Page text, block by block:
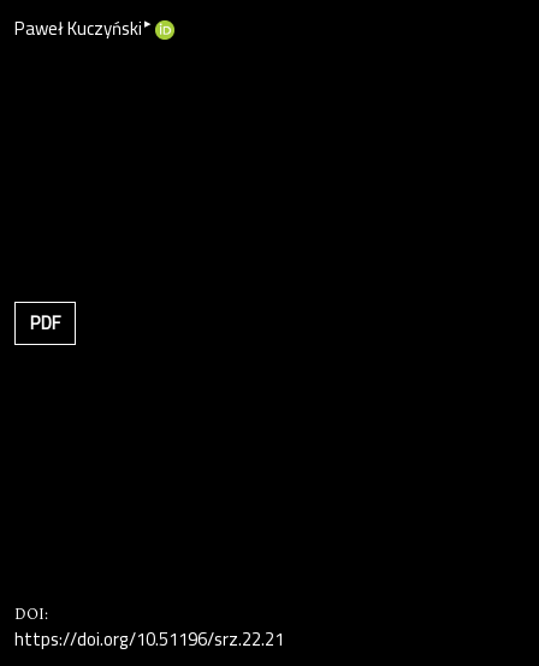
Paweł Kuczyński▸
PDF
DOI:
https://doi.org/10.51196/srz.22.21